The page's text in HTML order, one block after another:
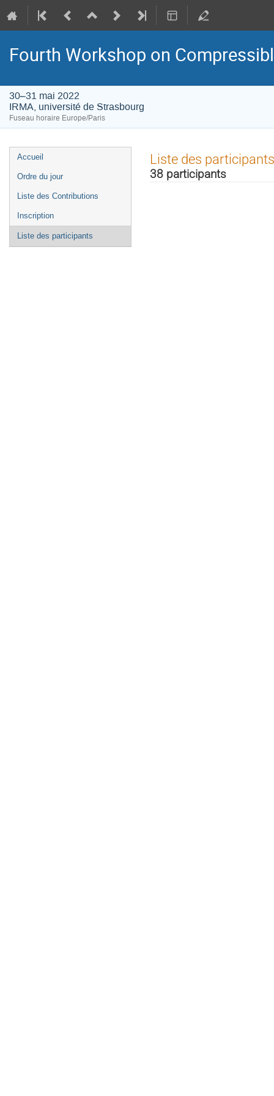
Fourth Workshop on
30–31 mai 2022
IRMA, université de Strasbourg
Fuseau horaire Europe/Paris
Menu
de
Accueil
Ordre du jour
Liste des Contributions
Inscription
Liste des participants
Liste des participants
38 participants